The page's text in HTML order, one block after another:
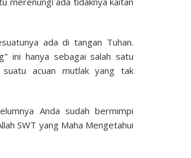
ada di tangan Tuhan.
ini hanya sebagai salah satu
acuan mutlak yang tak
Anda sudah bermimpi
SWT yang Maha Mengetahui